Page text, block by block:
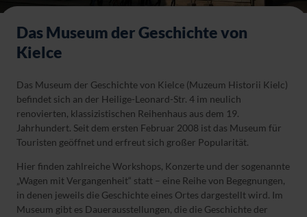
Das Museum der Geschichte von
Kielce
Das Museum der Geschichte von Kielce (Muzeum Historii Kielc)
befindet sich an der Heilige-Leonard-Str. 4 im neulich
renovierten, klassizistischen Reihenhaus aus dem 19.
Jahrhundert. Seit dem ersten Februar 2008 ist das Museum für
Touristen geöffnet und erfreut sich großer Popularität.
Hier finden zahlreiche Workshops, Konzerte und der sogenannte
„Wagen mit Vergangenheit“ statt – eine Reihe von Begegnungen,
in denen jeweils die Geschichte eines Ortes dargestellt wird. Im
Museum gibt es Dauerausstellungen, die die Geschichte der